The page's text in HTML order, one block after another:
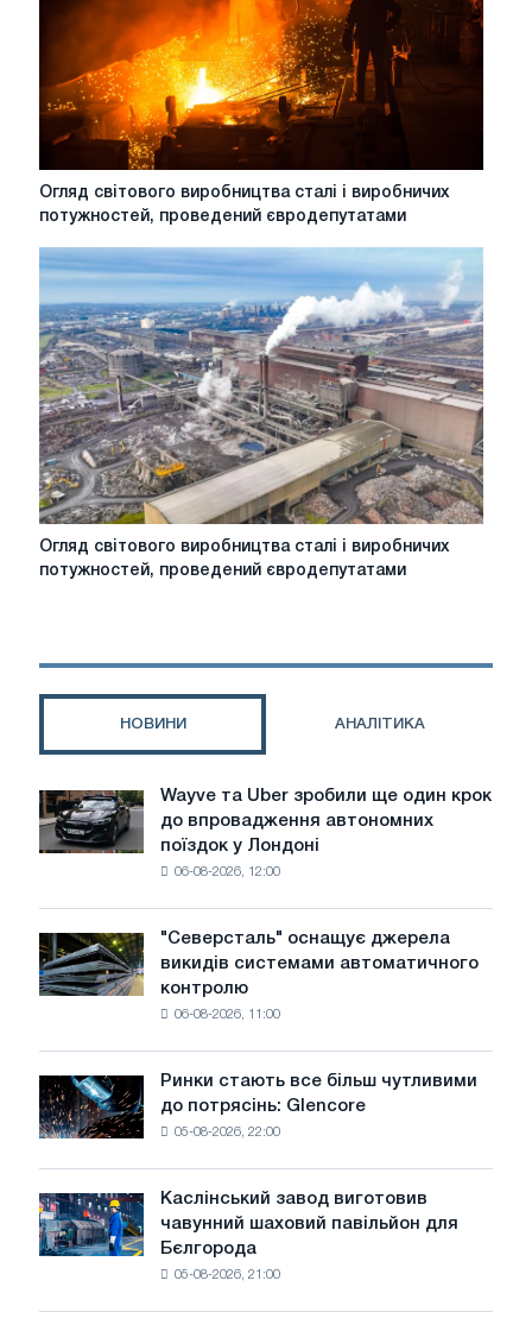
регулювання,
регіональні
відмінності
Огляд
сталі
виробничих
потужностей,
проведений
євродепутатами
Огляд світового виробництва сталі і виробничих
потужностей, проведений євродепутатами
Огляд
світового
виробничих
Огляд світового виробництва сталі і виробничих
потужностей, проведений євродепутатами
НОВИНИ АНАЛІТИКА
Wayve
та
Uber
крок
до
впровадження
поїздок
у
Лондоні
Wayve та Uber зробили ще один крок
до впровадження автономних
поїздок у Лондоні
06-08-2026, 12:00
"Северсталь"
оснащує
джерела
контролю
"Северсталь" оснащує джерела
викидів системами автоматичного
контролю
06-08-2026, 11:00
Ринки
стають
все
до
потрясінь:
Glencore
Ринки стають все більш чутливими
до потрясінь: Glencore
05-08-2026, 22:00
Каслінський
завод
виготовив
Каслінський завод виготовив
чавунний шаховий павільйон для
Бєлгорода
05-08-2026, 21:00